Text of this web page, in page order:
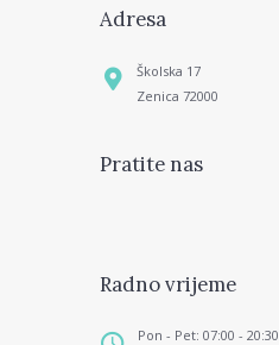
Adresa
Školska 17
Zenica 72000
Pratite nas
Radno vrijeme
Pon - Pet: 07:00 - 20:30